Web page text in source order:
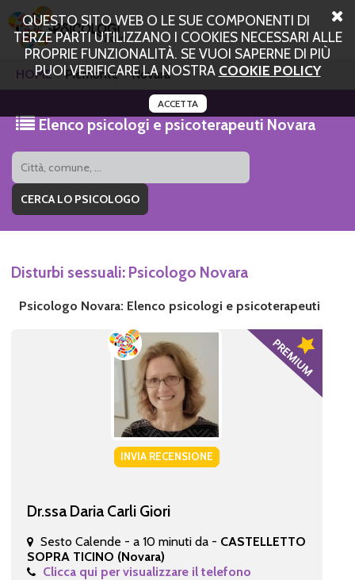
QUESTO SITO WEB O LE SUE COMPONENTI DI
TERZE PARTI UTILIZZANO I COOKIES NECESSARI ALLE
PROPRIE FUNZIONALITÀ. SE VUOI SAPERNE DI PIÙ
PUOI VERIFICARE LA NOSTRA COOKIE POLICY
ACCETTA
HOME Piemonte Novara
Elenco psicologi e psicoterapeuti Novara
Disturbi sessuali: Psicologo Novara
Psicologo Novara: Elenco psicologi e psicoterapeuti
INVIA RECENSIONE
Dr.ssa Daria Carli Giori
Sesto Calende - a 10 minuti da - CASTELLETTO
SOPRA TICINO (Novara)
Clicca qui per visualizzare il telefono